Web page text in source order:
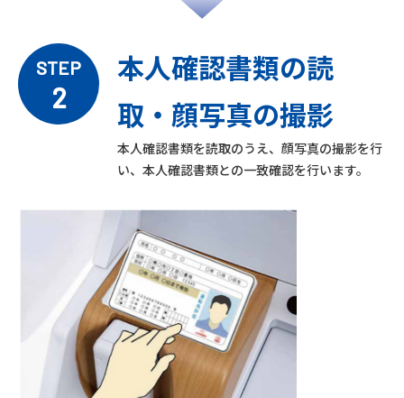
STEP
2
本人確認書類の読
取・顔写真の撮影
本人確認書類を読取のうえ、顔写真の撮影を行
い、本人確認書類との一致確認を行います。